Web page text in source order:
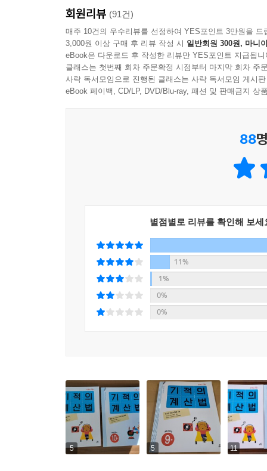
난이도의 문제를 충분히 반복하면서 계산 알고리
▶ 토독, 뜯기 한 장으로 언제 어디서든, 가볍게!
한 장씩 뜯어서 사용할 수 있도록 매 페이지마다
맞는 학습 속도와 학습량을 살펴보고 조절하여
부담감이 줄어들면 아이의 공부 습관을 더 쉽게
문제를 풀다 보면 ‘□’와 같은 방정식을 마주치
한번에 연습합니다. 초등학생에게 꼭 맞는 원리
회원리뷰 (91건)
매주 10건의 우수리뷰를 선정하여 YES포인트 3만원을 드
3,000원 이상 구매 후 리뷰 작성 시 일반회원 300원, 마니
eBook은 다운로드 후 작성한 리뷰만 YES포인트 지급됩니
클래스는 첫번째 회차 주문확정 시점부터 마지막 회차 주
사락 독서모임으로 진행된 클래스는 사락 독서모임 게시
eBook 페이백, CD/LP, DVD/Blu-ray, 패션 및 판매금지 상
88
별점별로 리뷰를 확인해 보세
11%
1%
0%
0%
5 5 11